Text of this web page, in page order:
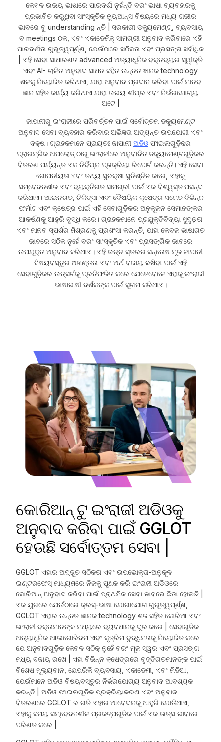
କେବଳ ଉଭୟ ଭାଷାରେ ପାରଦର୍ଶୀ ନୁହଁନ୍ତି ବରଂ ଭାଷା ବ୍ୟବହାରକୁ
ପ୍ରଭାବିତ କରୁଥିବା ସାଂସ୍କୃତିକ ନ୍ୟୁଆନ୍ସ ବିଷୟରେ ମଧ୍ୟ ଗଭୀର
ଭାବରେ ବୁ understanding ନ୍ତି | ସରକାରୀ ଡକ୍ୟୁମେଣ୍ଟ୍, ବ୍ୟବସାୟ
ବ meetings ଠକ, ଏବଂ ଏକାଡେମିକ୍ ସାମଗ୍ରୀ ଅନୁବାଦ କରିବାରେ ଏହି
ପାରଦର୍ଶୀତା ଗୁରୁତ୍ୱପୂର୍ଣ୍ଣ, ଯେଉଁଠାରେ ସଠିକତା ଏବଂ ପ୍ରସଙ୍ଗ ସର୍ବାଧିକ
| ଏହି ସେବା ସାଧାରଣତ advanced ଅତ୍ୟାଧୁନିକ ବକ୍ତବ୍ୟର ସ୍ୱୀକୃତି
ଏବଂ AI- ଚାଳିତ ଅନୁବାଦ ସାଧନ ସହିତ ଉନ୍ନତ ଜ୍ଞାନକ technology
ଶଳକୁ ନିୟୋଜିତ କରିଥାଏ, ଯାହା ଅନୁବାଦ ପ୍ରଦାନ କରିବା ପାଇଁ ମାନବ
ଜ୍ଞାନ ସହିତ କାର୍ଯ୍ୟ କରିଥାଏ ଯାହା ଉଭୟ ଶୀଘ୍ର ଏବଂ ନିର୍ଭରଯୋଗ୍ୟ
ଅଟେ |
ଜାପାନୀରୁ ଇଂରାଜୀରେ ପରିବର୍ତ୍ତନ ପାଇଁ ସର୍ବୋତ୍ତମ ଡକ୍ୟୁମେଣ୍ଟ
ଅନୁବାଦ ସେବା ବ୍ୟବହାର କରିବାର ଅଭିଜ୍ଞତା ଅତ୍ୟନ୍ତ ଉପଯୋଗୀ ଏବଂ
ଦକ୍ଷ। ଗ୍ରାହକମାନେ ପ୍ରାୟତଃ ଜାପାନୀ ଅଡିଓ ଫାଇଲଗୁଡ଼ିକର
ପ୍ରାରମ୍ଭିକ ଅପଲୋଡ୍ ଠାରୁ ଇଂରାଜୀରେ ଅନୁବାଦିତ ଡକ୍ୟୁମେଣ୍ଟଗୁଡ଼ିକର
ବିତରଣ ପର୍ଯ୍ୟନ୍ତ ଏକ ନିର୍ବିଘ୍ନ ପ୍ରକ୍ରିୟା ରିପୋର୍ଟ କରନ୍ତି। ଏହି ସେବା
ଗୋପନୀୟତା ଏବଂ ତଥ୍ୟ ସୁରକ୍ଷା ସୁନିଶ୍ଚିତ କରେ, ଏହାକୁ
ସମ୍ବେଦନଶୀଳ ଏବଂ ବ୍ୟକ୍ତିଗତ ସାମଗ୍ରୀ ପାଇଁ ଏକ ବିଶ୍ୱସ୍ତ ପସନ୍ଦ
କରିଥାଏ। ଆଇନଗତ, ଚିକିତ୍ସା ଏବଂ ବୈଷୟିକ କ୍ଷେତ୍ର ସମେତ ବିଭିନ୍ନ
ଫର୍ମାଟ ଏବଂ କ୍ଷେତ୍ର ପାଇଁ ଏହି ସେବାଗୁଡ଼ିକର ଅନୁକୂଳନ ସେମାନଙ୍କର
ଆକର୍ଷଣକୁ ଆହୁରି ବୃଦ୍ଧି କରେ। ଗ୍ରାହକମାନେ ପ୍ରଯୁକ୍ତିବିଦ୍ୟା ସୁଦୃଢ଼ତା
ଏବଂ ମାନବ ସ୍ପର୍ଶର ମିଶ୍ରଣକୁ ପ୍ରଶଂସା କରନ୍ତି, ଯାହା କେବଳ ଭାଷାଗତ
ଭାବରେ ସଠିକ ନୁହେଁ ବରଂ ସାଂସ୍କୃତିକ ଏବଂ ପ୍ରାସଙ୍ଗିକ ଭାବରେ
ଉପଯୁକ୍ତ ଅନୁବାଦ କରିଥାଏ। ଏହି ଉଚ୍ଚ ସ୍ତରର ସନ୍ତୋଷ ମୂଳ ଜାପାନୀ
ବିଷୟବସ୍ତୁର ଅଖଣ୍ଡତା ଏବଂ ଅର୍ଥ ବଜାୟ ରଖିବା ପାଇଁ ଏହି
ସେବାଗୁଡ଼ିକର ଉତ୍ସର୍ଗକୁ ପ୍ରତିଫଳିତ କରେ ଯେତେବେଳେ ଏହାକୁ ଇଂରାଜୀ
ଭାଷାଭାଷୀ ଦର୍ଶକଙ୍କ ପାଇଁ ସୁଗମ କରିଥାଏ।
କୋରିଆନ୍ ଟୁ ଇଂରାଜୀ ଅଡିଓକୁ
ଅନୁବାଦ କରିବା ପାଇଁ GGLOT
ହେଉଛି ସର୍ବୋତ୍ତମ ସେବା |
GGLOT ଏହାର ଅଦ୍ଭୁତ ସଠିକତା ଏବଂ ଉପଭୋକ୍ତା-ଅନୁକୂଳ
ଇଣ୍ଟରଫେସ୍ ମାଧ୍ୟମରେ ନିଜକୁ ପୃଥକ କରି ଇଂରାଜୀ ଅଡିଓରେ
କୋରିଆନ୍ ଅନୁବାଦ କରିବା ପାଇଁ ପ୍ରାଥମିକ ସେବା ଭାବରେ ଛିଡା ହୋଇଛି |
ଏକ ଯୁଗରେ ଯେଉଁଠାରେ କ୍ରସ୍-ଭାଷା ଯୋଗାଯୋଗ ଗୁରୁତ୍ୱପୂର୍ଣ୍ଣ,
GGLOT ଏହାର ଉନ୍ନତ ଜ୍ଞାନକ technology ଶଳ ସହିତ କୋରିଆ ଏବଂ
ଇଂରାଜୀ ବକ୍ତାମାନଙ୍କ ମଧ୍ୟରେ ବ୍ୟବଧାନକୁ ଦୂର କରେ | ସେବାଗୁଡିକ
ଅତ୍ୟାଧୁନିକ ଆଲଗୋରିଦମ ଏବଂ କୃତ୍ରିମ ବୁଦ୍ଧିମତାକୁ ନିୟୋଜିତ କରେ
ଯେ ଅନୁବାଦଗୁଡ଼ିକ କେବଳ ସଠିକ୍ ନୁହେଁ ବରଂ ମୂଳ ସ୍ୱର ଏବଂ ପ୍ରସଙ୍ଗ
ମଧ୍ୟ ବଜାୟ ରଖେ | ଏହା ବିଭିନ୍ନ କ୍ଷେତ୍ରରେ ବୃତ୍ତିଗତମାନଙ୍କ ପାଇଁ
ବିଶେଷ ମୂଲ୍ୟବାନ, ଯେପରିକି ବ୍ୟବସାୟ, ଏକାଡେମୀ, ଏବଂ ମିଡିଆ,
ଯେଉଁମାନେ ଅଡିଓ ବିଷୟବସ୍ତୁର ନିର୍ଭରଯୋଗ୍ୟ ଅନୁବାଦ ଆବଶ୍ୟକ
କରନ୍ତି | ଅଡିଓ ଫାଇଲଗୁଡିକ ପ୍ରକ୍ରିୟାକରଣ ଏବଂ ଅନୁବାଦ
ବିତରଣରେ GGLOT ର ଗତି ଏହାର ଆବେଦନକୁ ଆହୁରି ଯୋଡିଥାଏ,
ଏହାକୁ ସମୟ ସମ୍ବେଦନଶୀଳ ପ୍ରକଳ୍ପଗୁଡିକ ପାଇଁ ଏକ ଉତ୍ସ ଭାବରେ
ପରିଣତ କରେ |